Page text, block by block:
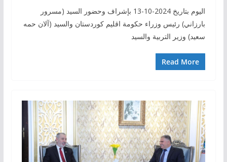
اليوم بتاريخ 2024-10-13 بإشراف وحضور السيد (مسرور
بارزاني) رئيس وزراء حكومة اقليم كوردستان والسيد (آلان حمه
سعيد) وزير التربية والسيد
Read More